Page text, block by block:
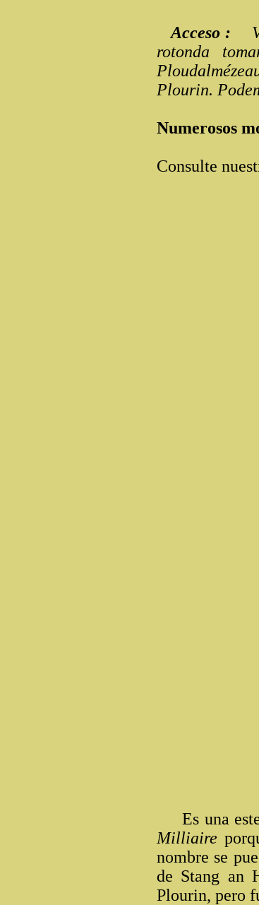
Acceso :
rotonda
Plourin.
Numerosos
Consulte
Es una
Milliaire
nombre se
de Stang an
Plourin, pero